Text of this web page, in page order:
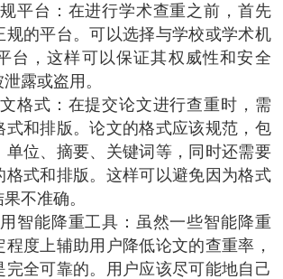
平台：在进行学术查重之前，首先
规的平台。可以选择与学校或学术机
台，这样可以保证其权威性和安全
露或盗用。
格式：在提交论文进行查重时，需
式和排版。论文的格式应该规范，包
单位、摘要、关键词等，同时还需要
格式和排版。这样可以避免因为格式
不准确。
智能降重工具：虽然一些智能降重
度上辅助用户降低论文的查重率，
完全可靠的。用户应该尽可能地自己